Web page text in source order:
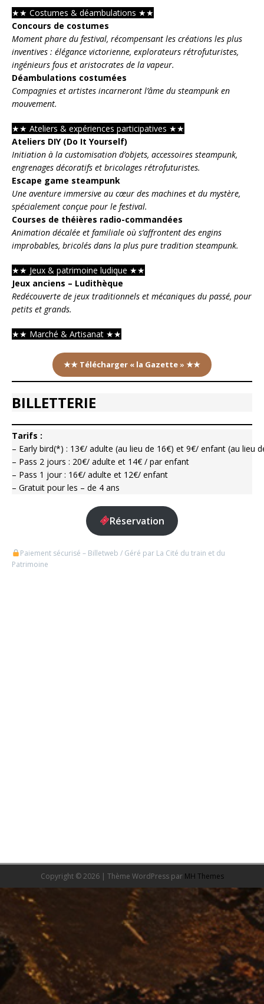
★★ Costumes & déambulations ★★
Concours de costumes
Moment phare du festival, récompensant les créations les plus
inventives : élégance victorienne, explorateurs rétrofuturistes,
ingénieurs fous et aristocrates de la vapeur.
Déambulations costumées
Compagnies et artistes incarneront l’âme du steampunk en
mouvement.
★★ Ateliers & expériences participatives ★★
Ateliers DIY (Do It Yourself)
Initiation à la customisation d’objets, accessoires steampunk,
engrenages décoratifs et bricolages rétrofuturistes.
Escape game steampunk
Une aventure immersive au cœur des machines et du mystère,
spécialement conçue pour le festival.
Courses de théières radio-commandées
Animation décalée et familiale où s’affrontent des engins
improbables, bricolés dans la plus pure tradition steampunk.
★★ Jeux & patrimoine ludique ★★
Jeux anciens – Ludithèque
Redécouverte de jeux traditionnels et mécaniques du passé, pour
petits et grands.
★★ Marché & Artisanat ★★
★★ Télécharger « la Gazette » ★★
BILLETTERIE
Tarifs :
– Early bird(*) : 13€/ adulte (au lieu de 16€) et 9€/ enfant (au lieu
– Pass 2 jours : 20€/ adulte et 14€ / par enfant
– Pass 1 jour : 16€/ adulte et 12€/ enfant
– Gratuit pour les – de 4 ans
Réservation
Paiement sécurisé – Billetweb / Géré par La Cité du train et du
Patrimoine
Copyright © 2026 | Thème WordPress par MH Themes